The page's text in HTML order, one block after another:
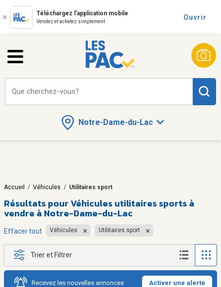
Téléchargez l'application mobile
Vendez et achetez simplement
Ouvrir
Notre-Dame-du-Lac
Que cherchez-vous?
Accueil / Véhicules / Utilitaires sport
Résultats pourVéhicules utilitaires sports à
vendre à Notre-Dame-du-Lac
Effacer tout Véhicules Utilitaires sport
Trier et Filtrer
Recevez les nouvelles annonces Activer une alerte